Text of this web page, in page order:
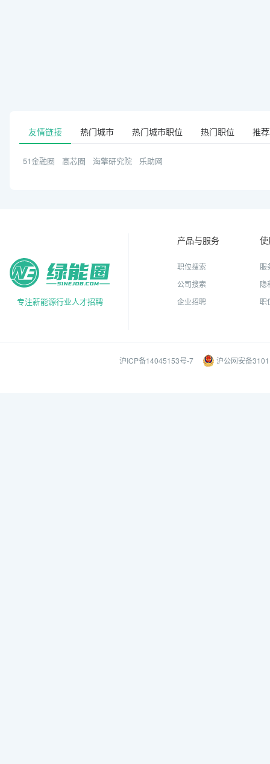
友情链接 热门城市 热门城市职位 热门职位 推
51金融圈 高芯圈 海擎研究院 乐助网
专注新能源行业人才招聘
产品与服务
职位搜索
公司搜索
企业招聘
服
隐
职
沪ICP备14045153号-7 沪公网安备